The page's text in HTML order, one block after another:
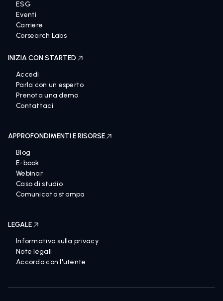
ESG
Eventi
Carriere
Corsearch Labs
INIZIA CON STARTED
Accedi
Parla con un esperto
Prenota una demo
Contattaci
APPROFONDIMENTI E RISORSE
Blog
E-book
Webinar
Caso di studio
Comunicato stampa
LEGALE
Informativa sulla privacy
Note legali
Accordo con l'utente